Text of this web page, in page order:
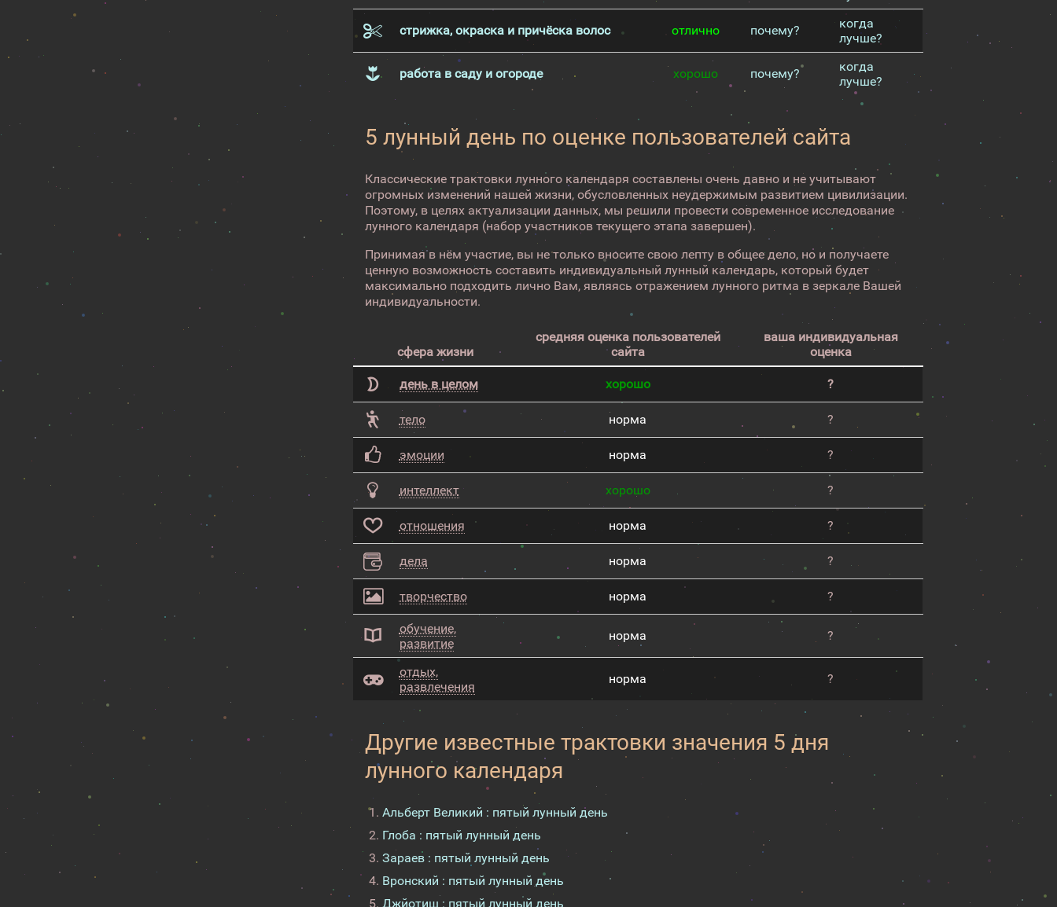
стрижка, окраска и причёска волос отлично почему?
когда
лучше?
работа в саду и огороде хорошо почему?
когда
лучше?
5 лунный день по оценке пользователей сайта
Классические трактовки лунного календаря составлены очень давно и не учитывают
огромных изменений нашей жизни, обусловленных неудержимым развитием цивилизации.
Поэтому, в целях актуализации данных, мы решили провести современное исследование
лунного календаря (набор участников текущего этапа завершен).
Принимая в нём участие, вы не только вносите свою лепту в общее дело, но и получаете
ценную возможность составить индивидуальный лунный календарь, который будет
максимально подходить лично Вам, являясь отражением лунного ритма в зеркале Вашей
индивидуальности.
сфера жизни
средняя оценка пользователей
сайта
ваша индивидуальная
оценка
день в целом хорошо ?
тело норма ?
эмоции норма ?
интеллект хорошо ?
отношения норма ?
дела норма ?
творчество норма ?
обучение,
развитие
норма ?
отдых,
развлечения
норма ?
Другие известные трактовки значения 5 дня
лунного календаря
Альберт Великий : пятый лунный день
Глоба : пятый лунный день
Зараев : пятый лунный день
Вронский : пятый лунный день
Джйотиш : пятый лунный день